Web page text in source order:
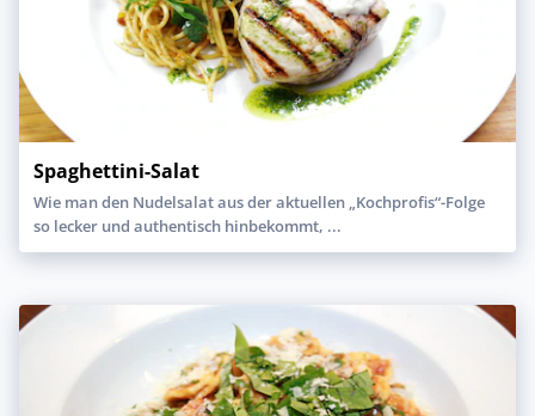
Spaghettini-Salat
Wie man den Nudelsalat aus der aktuellen „Kochprofis“-Folge
so lecker und authentisch hinbekommt, ...